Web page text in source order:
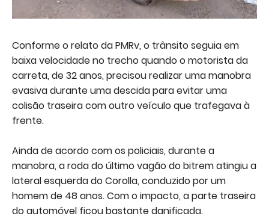
Conforme o relato da PMRv, o trânsito seguia em
baixa velocidade no trecho quando o motorista da
carreta, de 32 anos, precisou realizar uma manobra
evasiva durante uma descida para evitar uma
colisão traseira com outro veículo que trafegava à
frente.
Ainda de acordo com os policiais, durante a
manobra, a roda do último vagão do bitrem atingiu a
lateral esquerda do Corolla, conduzido por um
homem de 48 anos. Com o impacto, a parte traseira
do automóvel ficou bastante danificada.